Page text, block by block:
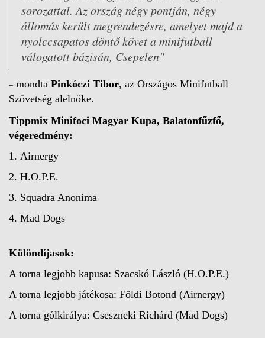
sorozattal. Az ország négy pontján, négy
állomás került megrendezésre, amelyet majd a
nyolccsapatos döntő követ a minifutball
válogatott bázisán, Csepelen"
– mondta Pinkóczi Tibor, az Országos Minifutball
Szövetség alelnöke.
Tippmix Minifoci Magyar Kupa, Balatonfűzfő,
végeredmény:
1. Airnergy
2. H.O.P.E.
3. Squadra Anonima
4. Mad Dogs
Különdíjasok:
A torna legjobb kapusa: Szacskó László (H.O.P.E.)
A torna legjobb játékosa: Földi Botond (Airnergy)
A torna gólkirálya: Cseszneki Richárd (Mad Dogs)